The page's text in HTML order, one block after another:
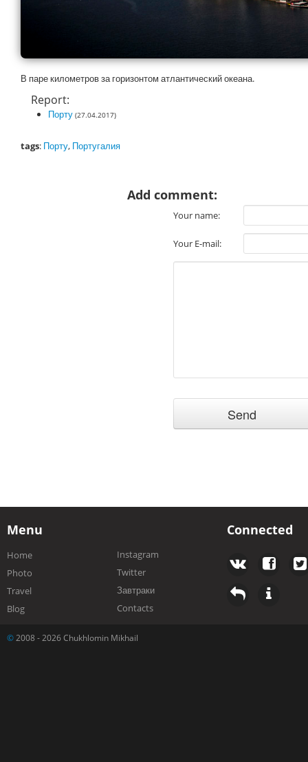
В паре километров за горизонтом атлантический океана.
Report:
Порту (27.04.2017)
tags: Порту, Португалия
Add comment:
Your name:
Your E-mail:
Menu
Home
Photo
Travel
Blog
Instagram
Twitter
Завтраки
Contacts
Connected
© 2008 - 2026 Chukhlomin Mikhail